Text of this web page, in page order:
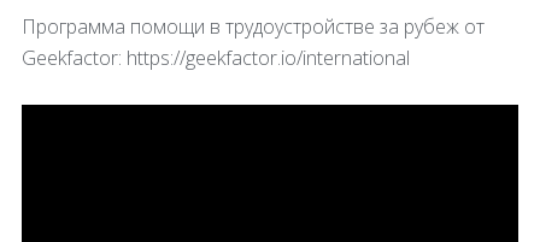
Программа помощи в трудоустройстве за рубеж от
Geekfactor: https://geekfactor.io/international